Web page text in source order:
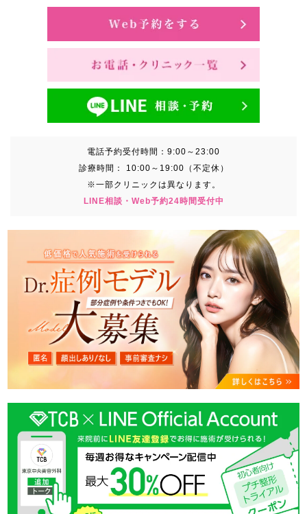
電話予約受付時間： 9:00～23:00
診療時間：
10:00～19:00（不定休）
※一部クリニックは異なります。
LINE相談・Web予約24時間受付中